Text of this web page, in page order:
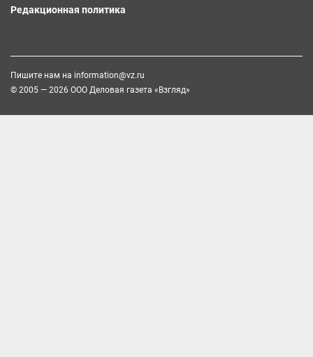
Редакционная политика
Пишите нам на information@vz.ru
© 2005 — 2026 ООО Деловая газета «Взгляд»